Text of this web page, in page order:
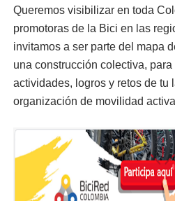
Queremos visibilizar en toda
promotoras de la Bici en las
invitamos a ser parte del mapa
una construcción colectiva,
actividades, logros y retos de tu
organización de movilidad